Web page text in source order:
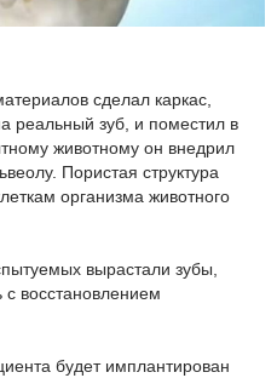
сделал каркас,
реальный зуб, и поместил в
животному он внедрил
Пористая структура
организма животного
вырастали зубы,
восстановлением
будет имплантирован